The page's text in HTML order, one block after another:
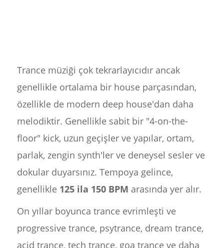
Trance müziği çok tekrarlayıcıdır ancak
genellikle ortalama bir house parçasından,
özellikle de modern deep house'dan daha
melodiktir. Genellikle sabit bir "4-on-the-
floor" kick, uzun geçişler ve yapılar, ortam,
parlak, zengin synth'ler ve deneysel sesler ve
dokular duyarsınız. Tempoya gelince,
genellikle 125 ila 150 BPM arasında yer alır.
On yıllar boyunca trance evrimleşti ve
progressive trance, psytrance, dream trance,
acid trance, tech trance, goa trance ve daha